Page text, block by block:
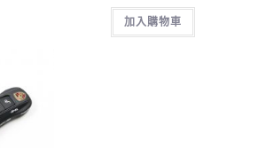
產
品
頁
面
加入購物車